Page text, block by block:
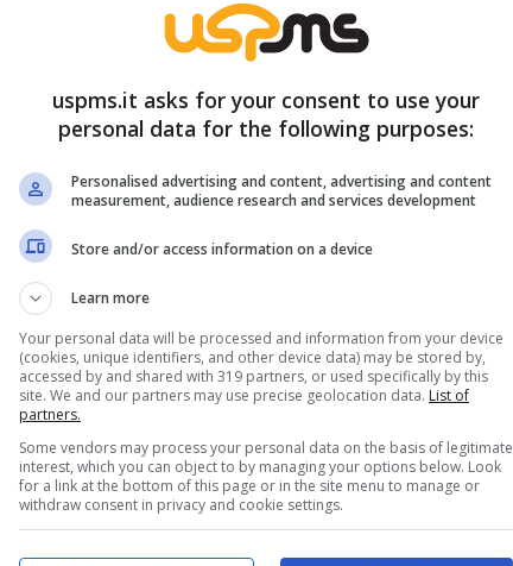
di vite donati da numerose località vinicole
cura delClos Montmartre , un vigneto di oltre
produttive. Il vigneto parigino è composto
epinot noir(20%), che consentono di
un piacevole
di un
bottiglie da 50 centilitri di vino rosso e
a un personaggio legato a Montmartre:
uspms.it asks for your consent to use your
personal data for the following purposes:
Personalised advertising and content, advertising and content
measurement, audience research and services development
Store and/or access information on a device
Learn more
Your personal data will be processed and information from your device
(cookies, unique identifiers, and other device data) may be stored by,
accessed by and shared with 319 partners, or used specifically by this
site. We and our partners may use precise geolocation data. List of
partners.
Some vendors may process your personal data on the basis of legitimate
interest, which you can object to by managing your options below. Look
for a link at the bottom of this page or in the site menu to manage or
withdraw consent in privacy and cookie settings.